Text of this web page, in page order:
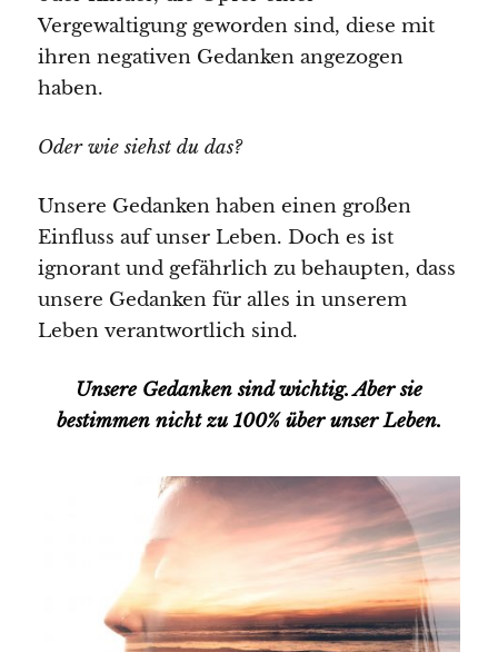
Vergewaltigung geworden sind, diese mit
ihren negativen Gedanken angezogen
haben.
Oder wie siehst du das?
Unsere Gedanken haben einen großen
Einfluss auf unser Leben. Doch es ist
ignorant und gefährlich zu behaupten, dass
unsere Gedanken für alles in unserem
Leben verantwortlich sind.
Unsere Gedanken sind wichtig. Aber sie
bestimmen nicht zu 100% über unser Leben.